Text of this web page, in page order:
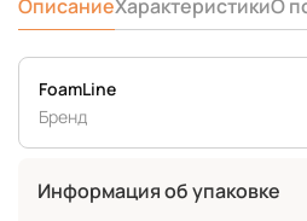
ОписаниеХарактеристикиО
FoamLine
Бренд
Информация об упаковке